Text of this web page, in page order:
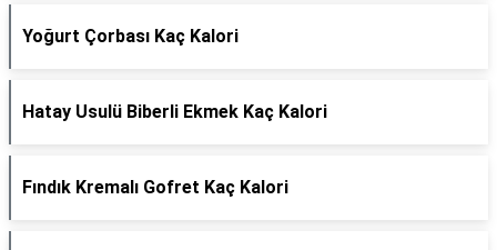
Yoğurt Çorbası Kaç Kalori
Hatay Usulü Biberli Ekmek Kaç Kalori
Fındık Kremalı Gofret Kaç Kalori